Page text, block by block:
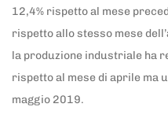
12,4% rispetto al mese
rispetto allo stesso mese
la produzione industriale ha
rispetto al mese di aprile ma
maggio 2019.